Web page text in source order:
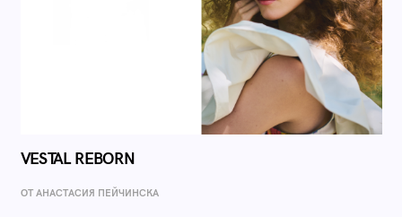
VESTAL REBORN
ОТ AНАСТАСИЯ ПЕЙЧИНСКА